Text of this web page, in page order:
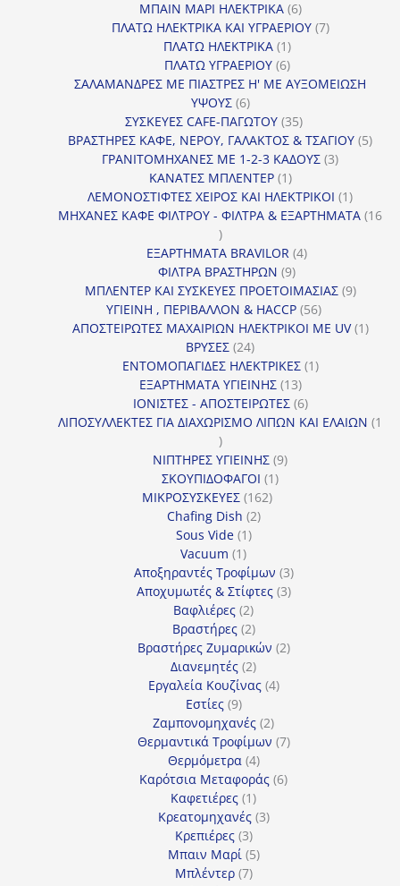
προϊόν
ΜΠΑΙΝ ΜΑΡΙ ΗΛΕΚΤΡΙΚΑ 66
προϊόντα
ΠΛΑΤΩ ΗΛΕΚΤΡΙΚΑ ΚΑΙ ΥΓΡΑΕΡΙΟΥ 77
ΠΛΑΤΩ ΗΛΕΚΤΡΙΚΑ 11
προϊόν
ΠΛΑΤΩ ΥΓΡΑΕΡΙΟΥ 66
προϊόντα
ΣΑΛΑΜΑΝΔΡΕΣ ΜΕ ΠΙΑΣΤΡΕΣ Η' ΜΕ ΑΥΞΟΜΕΙΩΣΗ
ΥΨΟΥΣ 66
προϊόντα
ΣΥΣΚΕΥΕΣ CAFE-ΠΑΓΩΤΟΥ 3535
προϊόντα
ΒΡΑΣΤΗΡΕΣ ΚΑΦΕ, ΝΕΡΟΥ, ΓΑΛΑΚΤΟΣ & ΤΣΑΓΙΟΥ 55
ΓΡΑΝΙΤΟΜΗΧΑΝΕΣ ΜΕ 1-2-3 ΚΑΔΟΥΣ 33
ΚΑΝΑΤΕΣ ΜΠΛΕΝΤΕΡ 11
προϊόν
ΛΕΜΟΝΟΣΤΙΦΤΕΣ ΧΕΙΡΟΣ ΚΑΙ ΗΛΕΚΤΡΙΚΟΙ 11
προϊόν
ΜΗΧΑΝΕΣ ΚΑΦΕ ΦΙΛΤΡΟΥ - ΦΙΛΤΡΑ & ΕΞΑΡΤΗΜΑΤΑ 16
16
προϊόντα
ΕΞΑΡΤΗΜΑΤΑ BRAVILOR 44
ΦΙΛΤΡΑ ΒΡΑΣΤΗΡΩΝ 99
προϊόντα
ΜΠΛΕΝΤΕΡ ΚΑΙ ΣΥΣΚΕΥΕΣ ΠΡΟΕΤΟΙΜΑΣΙΑΣ 99
ΥΓΙΕΙΝΗ , ΠΕΡΙΒΑΛΛΟΝ & HACCP 5656
προϊόντα
ΑΠΟΣΤΕΙΡΩΤΕΣ ΜΑΧΑΙΡΙΩΝ ΗΛΕΚΤΡΙΚΟΙ ΜΕ UV 11
ΒΡΥΣΕΣ 2424
προϊόντα
ΕΝΤΟΜΟΠΑΓΙΔΕΣ ΗΛΕΚΤΡΙΚΕΣ 11
ΕΞΑΡΤΗΜΑΤΑ ΥΓΙΕΙΝΗΣ 1313
προϊόντα
ΙΟΝΙΣΤΕΣ - ΑΠΟΣΤΕΙΡΩΤΕΣ 66
προϊόντα
ΛΙΠΟΣΥΛΛΕΚΤΕΣ ΓΙΑ ΔΙΑΧΩΡΙΣΜΟ ΛΙΠΩΝ ΚΑΙ ΕΛΑΙΩΝ 1
1
προϊόν
ΝΙΠΤΗΡΕΣ ΥΓΙΕΙΝΗΣ 99
ΣΚΟΥΠΙΔΟΦΑΓΟΙ 11
ΜΙΚΡΟΣΥΣΚΕΥΕΣ 162162
Chafing Dish 22
Sous Vide 11
Vacuum 11
προϊόν
Αποξηραντές Τροφίμων 33
προϊόντα
Αποχυμωτές & Στίφτες 33
Βαφλιέρες 22
προϊόντα
Βραστήρες 22
προϊόντα
Βραστήρες Ζυμαρικών 22
Διανεμητές 22
προϊόντα
Εργαλεία Κουζίνας 44
Εστίες 99
προϊόντα
Ζαμπονομηχανές 22
προϊόντα
Θερμαντικά Τροφίμων 77
Θερμόμετρα 44
προϊόντα
Καρότσια Μεταφοράς 66
Καφετιέρες 11
προϊόν
Κρεατομηχανές 33
Κρεπιέρες 33
προϊόντα
Μπαιν Μαρί 55
Μπλέντερ 77